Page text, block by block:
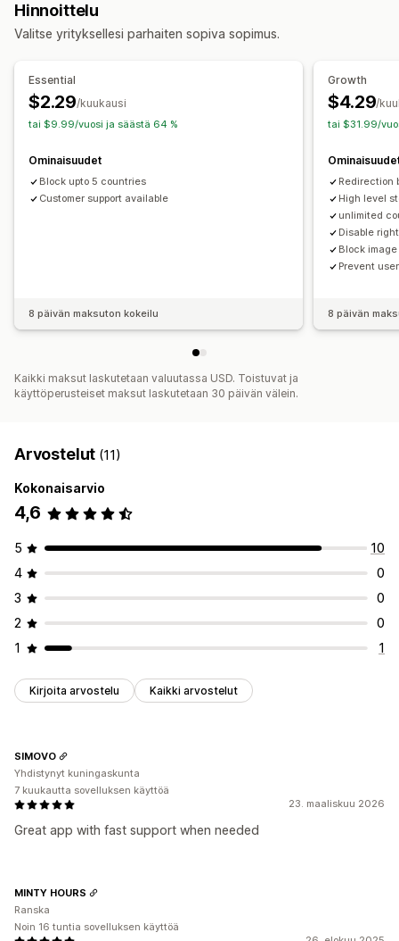
Verkkosivun koodi
Kopioi ja liitä
Tulosta näyttö
Toissijainen klikkaus
Kuvan tallennus Vedä ja pudota
Näppäinoikotiet
Tekijänoikeusviesti
Sähköposti-ilmoitukset
Tietojen kalastelu
Automaattinen peruutus
Estoluettelot
Petosvakuutus
Toimituksen yhteydessä suoritetun maksun vahvistaminen
Sovellusilmoitukset
Hinnoittelu
Valitse yrityksellesi parhaiten sopiva sopimus.
Essential
$2.29/kuukausi
tai $9.99/vuosi ja säästä 64 %
Ominaisuudet
Block upto 5 countries
Customer support available
8 päivän maksuton kokeilu
Growth
$4.29/
tai $31.99/
Redirection
High level
unlimited
Disable
Block
Prevent
8 päivän
Kaikki maksut laskutetaan valuutassa USD. Toistuvat ja
käyttöperusteiset maksut laskutetaan 30 päivän välein.
Arvostelut (11)
Kokonaisarvio
4,6
5
10
4
0
3
0
2
0
1
1
Kirjoita arvostelu Kaikki arvostelut
23. maaliskuu 2026
Great app with fast support when needed
SIMOVO
Yhdistynyt kuningaskunta
7 kuukautta sovelluksen käyttöä
MINTY HOURS
Ranska
Noin 16 tuntia sovelluksen käyttöä